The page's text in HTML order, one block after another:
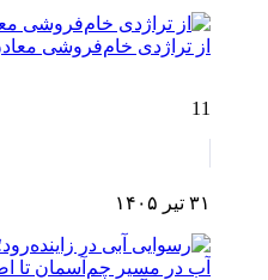
از تراژدی خام‌فروشی
11
۳۱ تیر ۱۴۰۵